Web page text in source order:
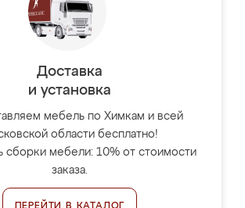
Доставка
и установка
мебель по Химкам и всей
области бесплатно!
сборки мебели: 10% от стоимости
заказа.